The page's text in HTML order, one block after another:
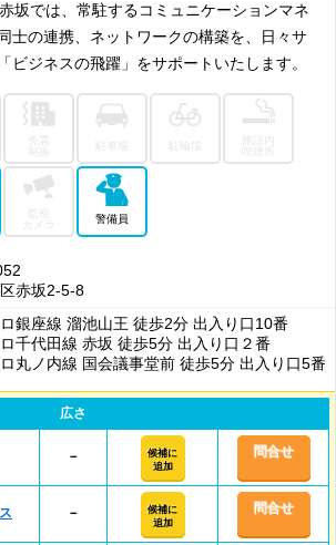
坂では、常駐するコミュニケーションマネ
士の連携、ネットワークの構築を、日々サ
ビジネスの飛躍」をサポートいたします。
喫煙所
カメラ
警備員
赤坂2-5-8
銀座線 溜池山王 徒歩2分 出入り口10番
千代田線 赤坂 徒歩5分 出入り口２番
丸ノ内線 国会議事堂前 徒歩5分 出入り口5番
広さ
－
候補に
追加
問合せ
－
候補に
追加
問合せ